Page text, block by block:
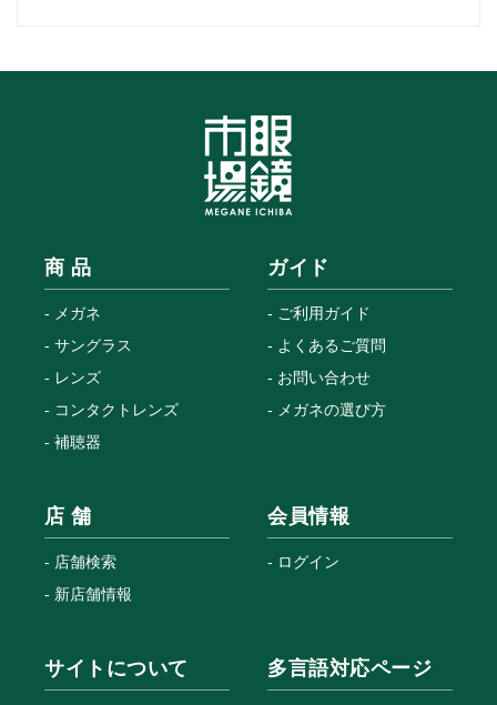
商 品
メガネ
サングラス
レンズ
コンタクトレンズ
補聴器
ガイド
ご利用ガイド
よくあるご質問
お問い合わせ
メガネの選び方
店 舗
店舗検索
新店舗情報
会員情報
ログイン
サイトについて 多言語対応ページ